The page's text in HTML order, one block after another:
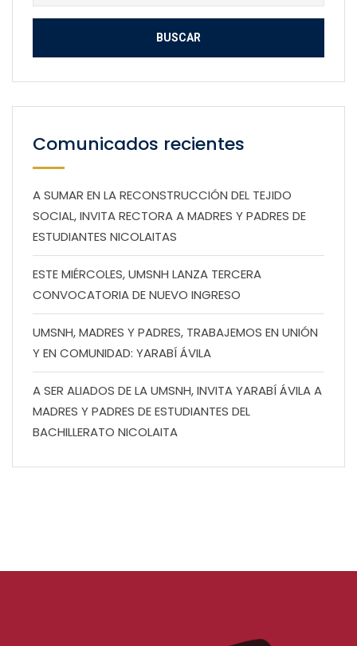
Comunicados recientes
A SUMAR EN LA RECONSTRUCCIÓN DEL TEJIDO
SOCIAL, INVITA RECTORA A MADRES Y PADRES DE
ESTUDIANTES NICOLAITAS
ESTE MIÉRCOLES, UMSNH LANZA TERCERA
CONVOCATORIA DE NUEVO INGRESO
UMSNH, MADRES Y PADRES, TRABAJEMOS EN UNIÓN
Y EN COMUNIDAD: YARABÍ ÁVILA
A SER ALIADOS DE LA UMSNH, INVITA YARABÍ ÁVILA A
MADRES Y PADRES DE ESTUDIANTES DEL
BACHILLERATO NICOLAITA